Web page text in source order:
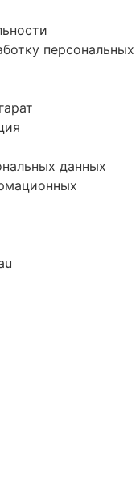
персональных
данных